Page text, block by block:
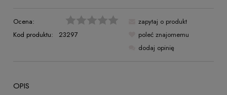
Ocena:
Kod produktu:
23297
zapytaj o produkt
poleć znajomemu
dodaj opinię
OPIS